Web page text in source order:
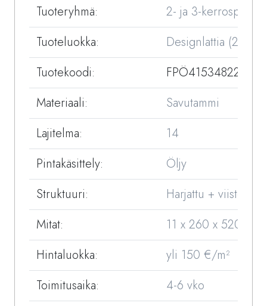
Tuoteryhmä:
2- ja 3-
Tuoteluokka:
Designlattia (2-
Tuotekoodi:
FPÖ415348220-03
Materiaali:
Savutammi
Lajitelma:
14
Pintakäsittely:
Öljy
Struktuuri:
Harjattu + viisteet
Mitat:
11 x 260 x 520 /
Hintaluokka:
yli 150 €/m²
Toimitusaika:
4-6 vko